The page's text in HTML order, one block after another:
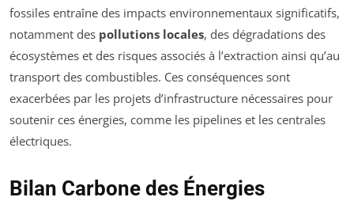
fossiles entraîne des impacts environnementaux significatifs,
notamment des pollutions locales, des dégradations des
écosystèmes et des risques associés à l’extraction ainsi qu’au
transport des combustibles. Ces conséquences sont
exacerbées par les projets d’infrastructure nécessaires pour
soutenir ces énergies, comme les pipelines et les centrales
électriques.
Bilan Carbone des Énergies